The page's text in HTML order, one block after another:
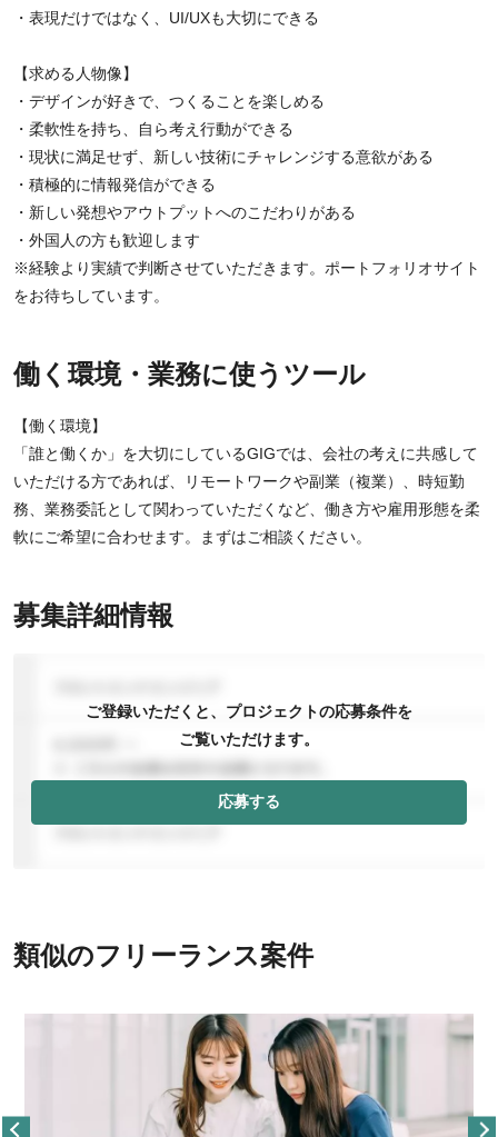
・表現だけではなく、UI/UXも大切にできる
【求める人物像】
・デザインが好きで、つくることを楽しめる
・柔軟性を持ち、自ら考え行動ができる
・現状に満足せず、新しい技術にチャレンジする意欲がある
・積極的に情報発信ができる
・新しい発想やアウトプットへのこだわりがある
・外国人の方も歓迎します
※経験より実績で判断させていただきます。ポートフォリオサイト
をお待ちしています。
働く環境・業務に使うツール
【働く環境】
「誰と働くか」を大切にしているGIGでは、会社の考えに共感して
いただける方であれば、リモートワークや副業（複業）、時短勤
務、業務委託として関わっていただくなど、働き方や雇用形態を柔
軟にご希望に合わせます。まずはご相談ください。
募集詳細情報
ご登録いただくと、プロジェクトの応募条件を
ご覧いただけます。
応募する
類似のフリーランス案件